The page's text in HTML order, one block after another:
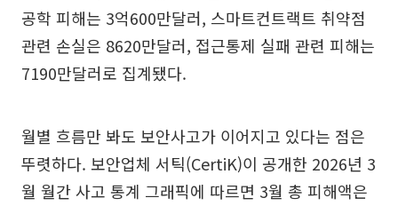
공학 피해는 3억600만달러, 스마트컨트랙트 취약점
관련 손실은 8620만달러, 접근통제 실패 관련 피해는
7190만달러로 집계됐다.
월별 흐름만 봐도 보안사고가 이어지고 있다는 점은
뚜렷하다. 보안업체 서틱(CertiK)이 공개한 2026년 3
월 월간 사고 통계 그래픽에 따르면 3월 총 피해액은